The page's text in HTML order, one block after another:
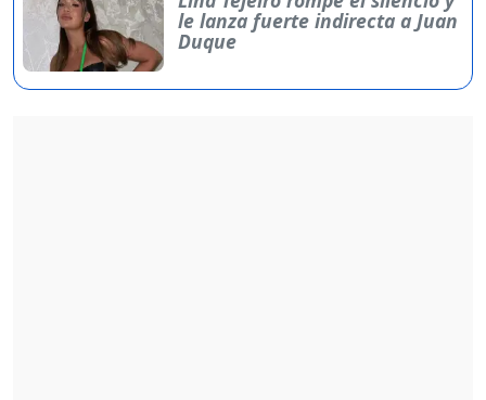
le lanza fuerte indirecta a Juan
Duque